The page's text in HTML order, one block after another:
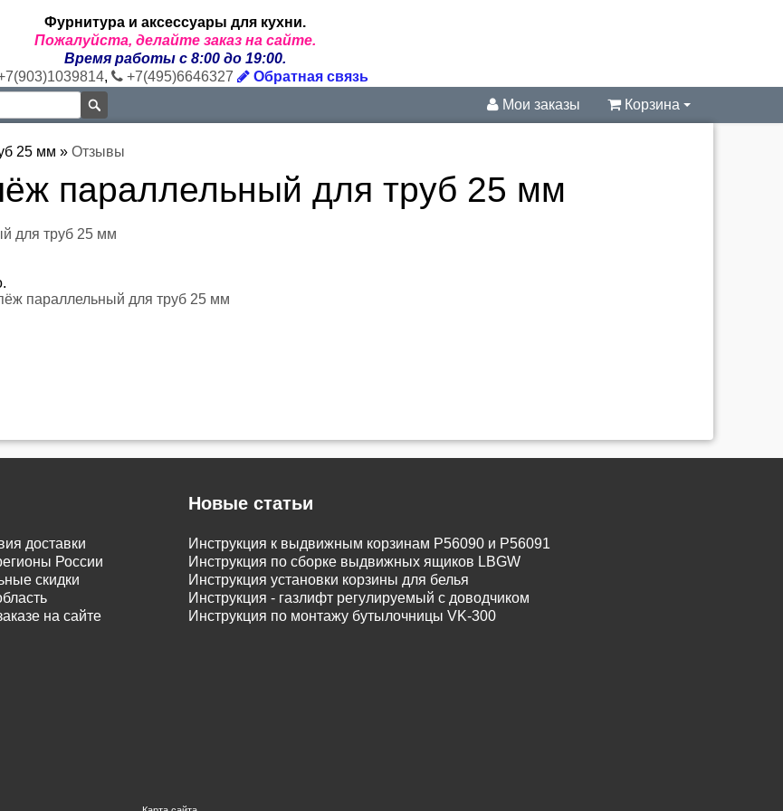
Фурнитура и аксессуары для кухни.
Пожалуйста, делайте заказ на сайте.
Время работы с 8:00 до 19:00.
, +7(495)6646327
Обратная связь
Мои заказы Корзина
25 мм » Отзывы
параллельный для труб 25 мм
для труб 25 мм
параллельный для труб 25 мм
доставки
России
скидки
на сайте
Новые статьи
Инструкция к выдвижным корзинам P56090 и P56091
Инструкция по сборке выдвижных ящиков LBGW
Инструкция установки корзины для белья
Инструкция - газлифт регулируемый с доводчиком
Инструкция по монтажу бутылочницы VK-300